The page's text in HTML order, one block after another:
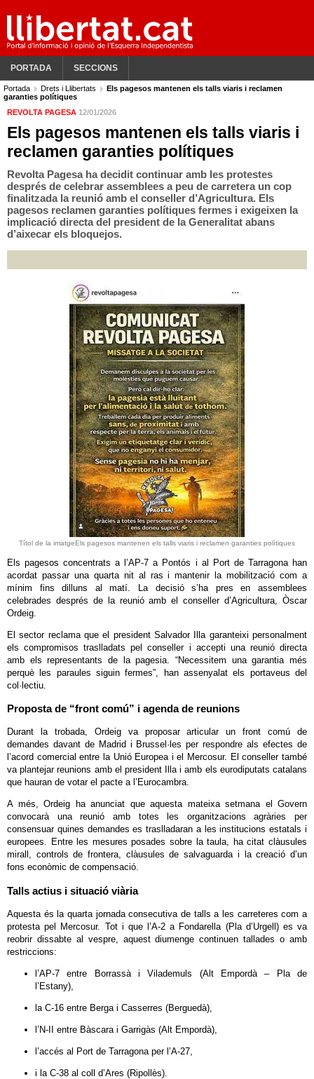
PORTADA SECCIONS
Portada Drets i Llibertats
Els pagesos mantenen els talls viaris i reclamen
garanties polítiques
REVOLTA PAGESA 12/01/2026
Els pagesos mantenen els talls viaris i
reclamen garanties polítiques
Revolta Pagesa ha decidit continuar amb les protestes
després de celebrar assemblees a peu de carretera un cop
finalitzada la reunió amb el conseller d’Agricultura. Els
pagesos reclamen garanties polítiques fermes i exigeixen la
implicació directa del president de la Generalitat abans
d’aixecar els bloquejos.
Títol de la imatgeEls pagesos mantenen els talls viaris i reclamen garanties polítiques
Els pagesos concentrats a l’AP-7 a Pontós i al Port de Tarragona han
acordat passar una quarta nit al ras i mantenir la mobilització com a
mínim fins dilluns al matí. La decisió s’ha pres en assemblees
celebrades després de la reunió amb el conseller d’Agricultura, Òscar
Ordeig.
El sector reclama que el president Salvador Illa garanteixi personalment
els compromisos traslladats pel conseller i accepti una reunió directa
amb els representants de la pagesia. “Necessitem una garantia més
perquè les paraules siguin fermes”, han assenyalat els portaveus del
col·lectiu.
Proposta de “front comú” i agenda de reunions
Durant la trobada, Ordeig va proposar articular un front comú de
demandes davant de Madrid i Brussel·les per respondre als efectes de
l’acord comercial entre la Unió Europea i el Mercosur. El conseller també
va plantejar reunions amb el president Illa i amb els eurodiputats catalans
que hauran de votar el pacte a l’Eurocambra.
A més, Ordeig ha anunciat que aquesta mateixa setmana el Govern
convocarà una reunió amb totes les organitzacions agràries per
consensuar quines demandes es traslladaran a les institucions estatals i
europees. Entre les mesures posades sobre la taula, ha citat clàusules
mirall, controls de frontera, clàusules de salvaguarda i la creació d’un
fons econòmic de compensació.
Talls actius i situació viària
Aquesta és la quarta jornada consecutiva de talls a les carreteres com a
protesta pel Mercosur. Tot i que l’A-2 a Fondarella (Pla d’Urgell) es va
reobrir dissabte al vespre, aquest diumenge continuen tallades o amb
restriccions:
l’AP-7 entre Borrassà i Vilademuls (Alt Empordà – Pla de
l’Estany),
la C-16 entre Berga i Casserres (Berguedà),
l’N-II entre Bàscara i Garrigàs (Alt Empordà),
l’accés al Port de Tarragona per l’A-27,
i la C-38 al coll d’Ares (Ripollès).